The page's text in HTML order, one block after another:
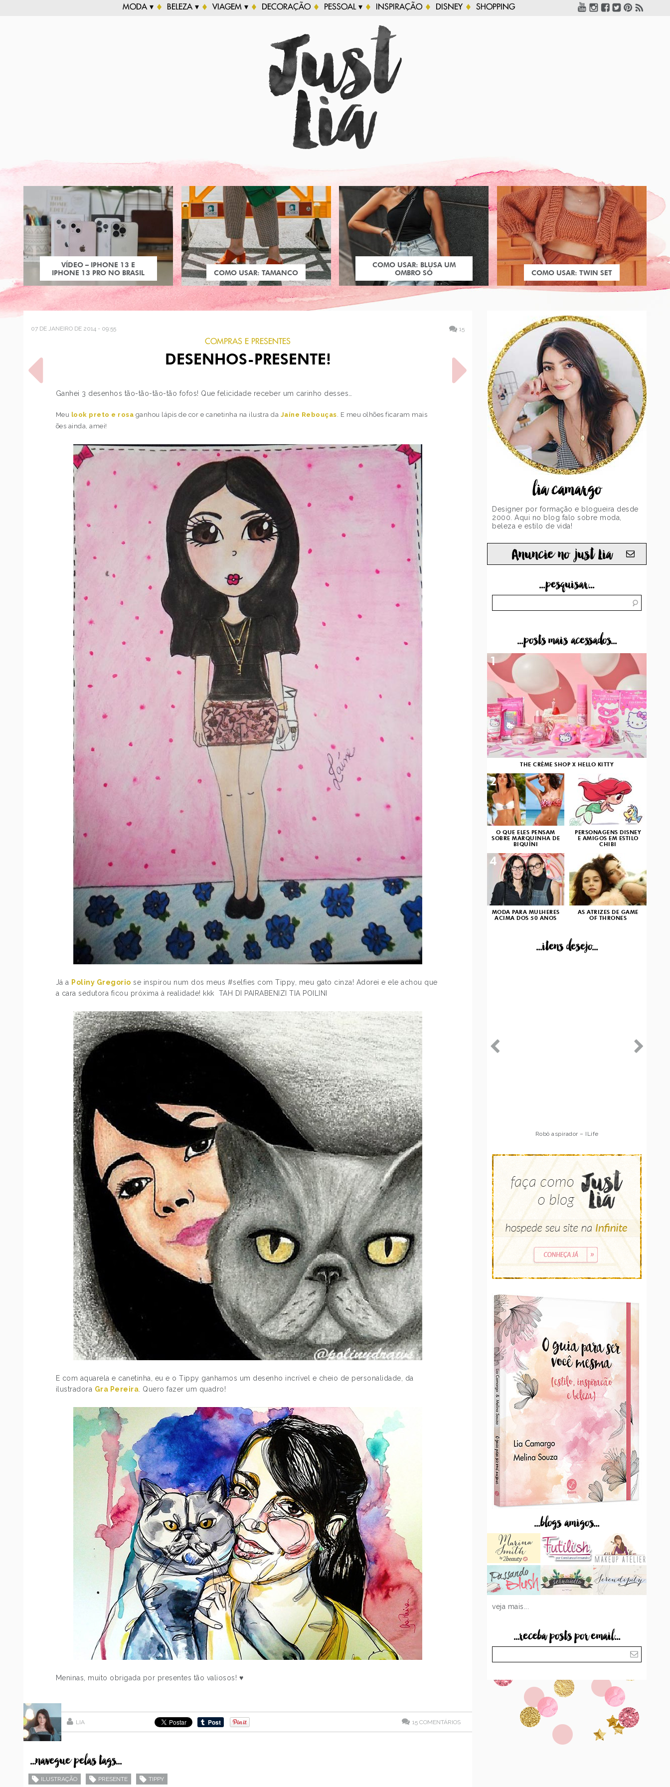
MODA ▾ BELEZA ▾ VIAGEM ▾ DECORAÇÃO PESSOAL ▾ INSPIRAÇÃO DISNEY SHOPPING
VÍDEO – IPHONE 13 E
IPHONE 13 PRO NO BRASIL
COMO USAR: TAMANCO
COMO USAR: BLUSA UM
OMBRO SÓ
COMO USAR: TWIN SET
07 DE JANEIRO DE 2014 - 09:55 15
COMPRAS E PRESENTES
DESENHOS-PRESENTE!
Ganhei 3 desenhos tão-tão-tão-tão fofos! Que felicidade receber um carinho desses…
Meu look preto e rosa ganhou lápis de cor e canetinha na ilustra da Jaíne Rebouças. E meu olhões ficaram mais
ões ainda, amei!
Já a Poliny Gregorio se inspirou num dos meus #selfies com Tippy, meu gato cinza! Adorei e ele achou que
a cara sedutora ficou próxima à realidade! kkk TAH DI PAIRABENIZI TIA POILINI
E com aquarela e canetinha, eu e o Tippy ganhamos um desenho incrível e cheio de personalidade, da
ilustradora Gra Pereira . Quero fazer um quadro!
Meninas, muito obrigada por presentes tão valiosos! ♥
LIA 15 COMENTÁRIOS
...navegue pelas tags...
ILUSTRAÇÃO PRESENTE TIPPY
POST ANTERIOR
COMO USAR: CASACO
lia camargo
Designer por formação e blogueira desde
2000. Aqui no blog falo sobre moda,
beleza e estilo de vida!
Anuncie no just Lia
...pesquisar...
...posts mais acessados...
THE CRÈME SHOP X HELLO KITTY
1
O QUE ELES PENSAM
SOBRE MARQUINHA DE
BIQUÍNI
2
PERSONAGENS DISNEY
E AMIGOS EM ESTILO
CHIBI
3
MODA PARA MULHERES
ACIMA DOS 50 ANOS
4
AS ATRIZES DE GAME
OF THRONES
...itens desejo...
Robô aspirador – Multilaser
...blogs amigos...
veja mais...
...receba posts por email...